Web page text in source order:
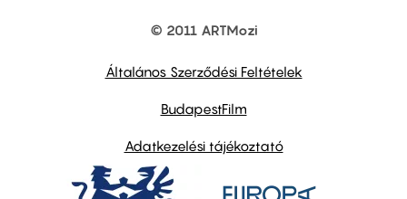
© 2011 ARTMozi
Általános Szerződési Feltételek
BudapestFilm
Adatkezelési tájékoztató